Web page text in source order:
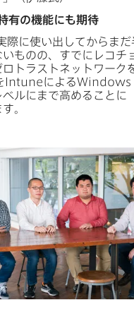
有の​機能にも​期待
際に​使い出してから​ま
ものの、​すでに​レコチ
トラストネットワーク
Intuneに​よるWindows
ルにまで​高める​ことに​
。